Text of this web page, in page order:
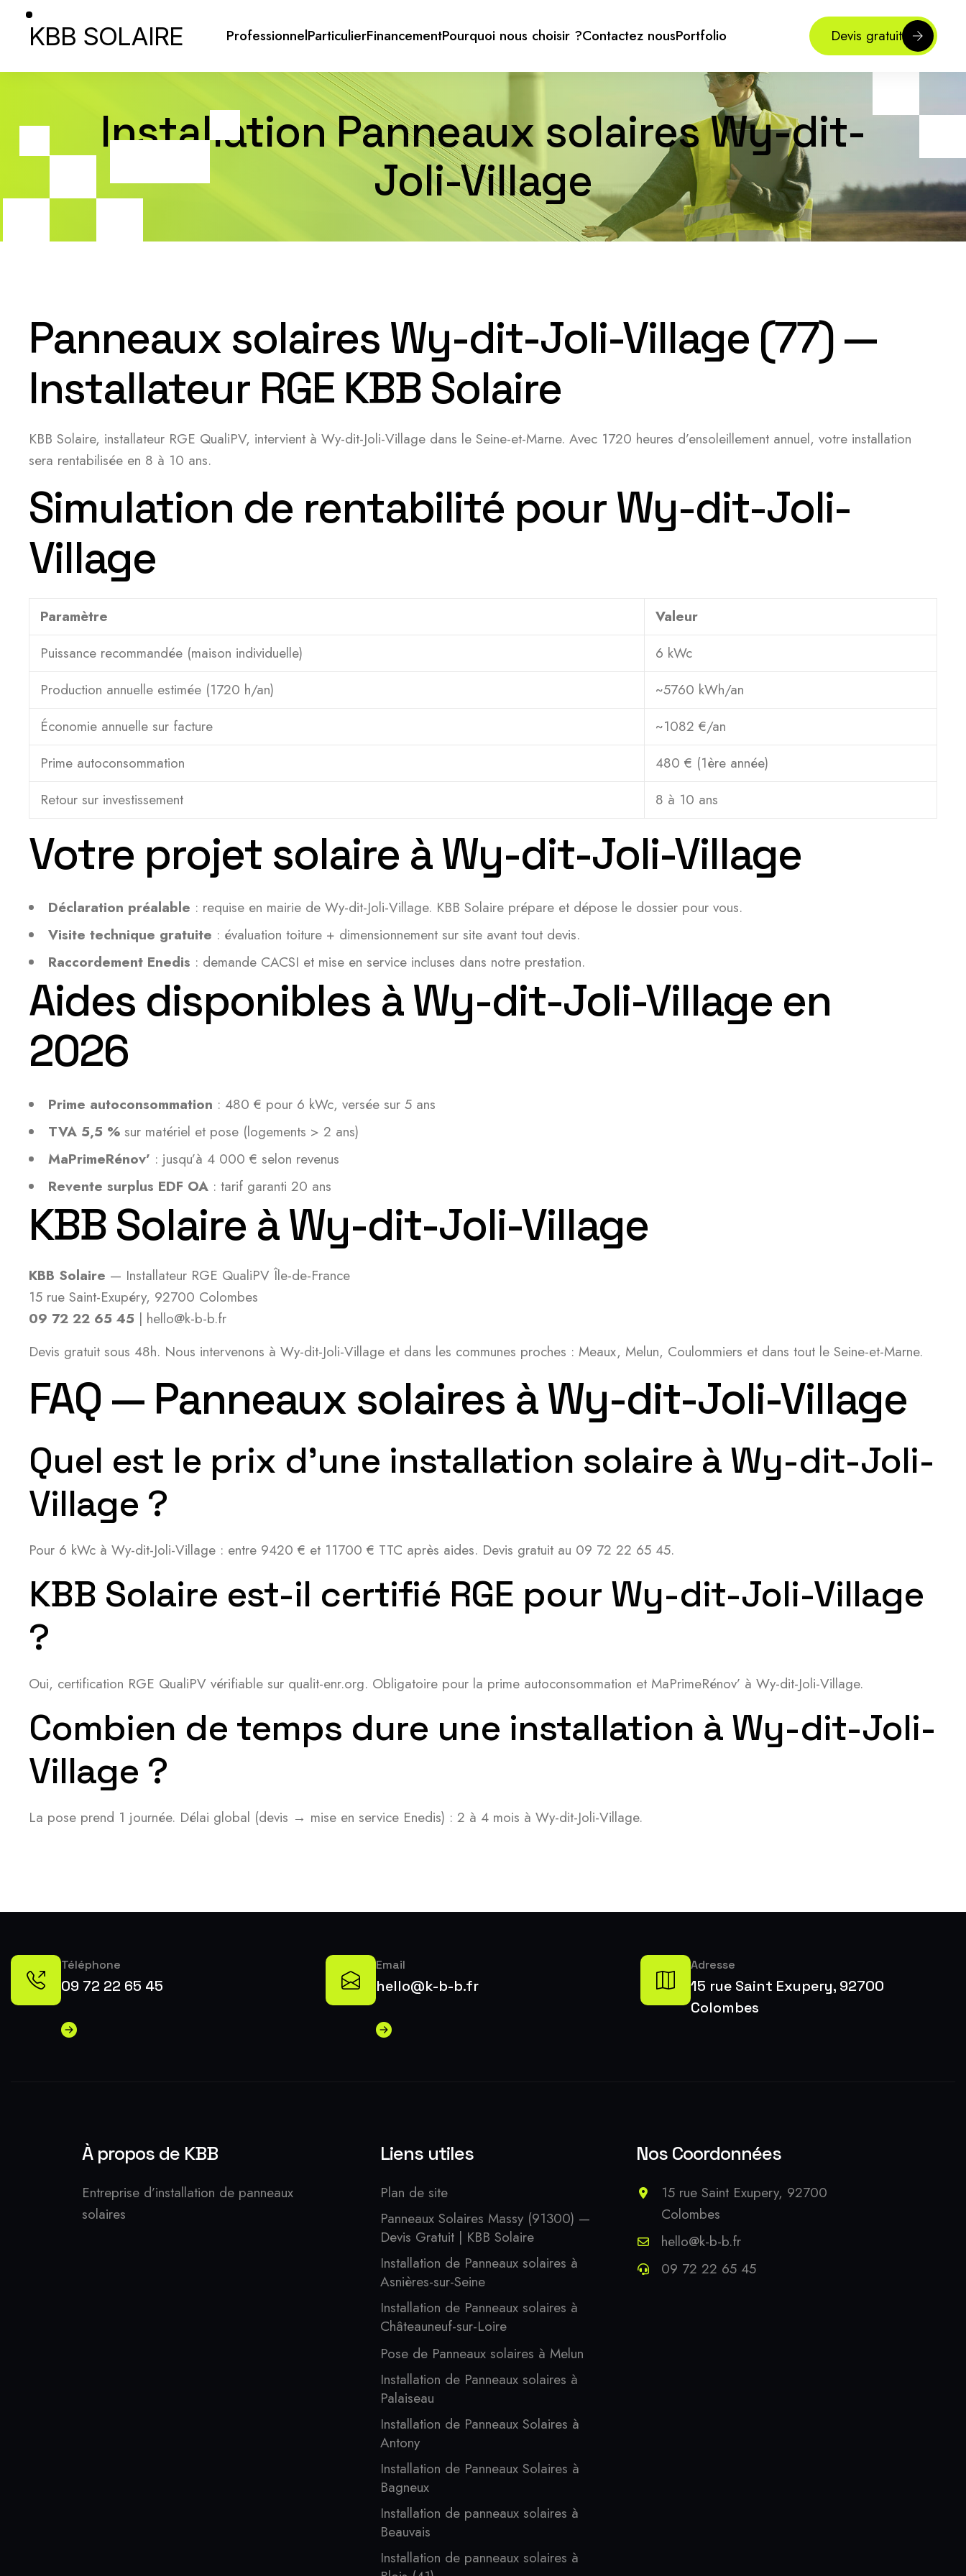
KBB SOLAIRE ProfessionnelParticulierFinancementPourquoi nous choisir ?Contactez nousPortfolio Devis gratuit
Installation Panneaux solaires Wy-dit-
Joli-Village
Panneaux solaires Wy-dit-Joli-Village (77) —
Installateur RGE KBB Solaire
KBB Solaire, installateur RGE QualiPV, intervient à Wy-dit-Joli-Village dans le Seine-et-Marne. Avec 1720 heures d’ensoleillement annuel, votre installation
sera rentabilisée en 8 à 10 ans.
Simulation de rentabilité pour Wy-dit-Joli-
Village
Paramètre
Valeur
Puissance recommandée (maison individuelle)
6 kWc
Production annuelle estimée (1720 h/an)
~5760 kWh/an
Économie annuelle sur facture
~1082 €/an
Prime autoconsommation
480 € (1ère année)
Retour sur investissement
8 à 10 ans
Votre projet solaire à Wy-dit-Joli-Village
Déclaration préalable : requise en mairie de Wy-dit-Joli-Village. KBB Solaire prépare et dépose le dossier pour vous.
Visite technique gratuite : évaluation toiture + dimensionnement sur site avant tout devis.
Raccordement Enedis : demande CACSI et mise en service incluses dans notre prestation.
Aides disponibles à Wy-dit-Joli-Village en
2026
Prime autoconsommation : 480 € pour 6 kWc, versée sur 5 ans
TVA 5,5 % sur matériel et pose (logements > 2 ans)
MaPrimeRénov’ : jusqu’à 4 000 € selon revenus
Revente surplus EDF OA : tarif garanti 20 ans
KBB Solaire à Wy-dit-Joli-Village
KBB Solaire — Installateur RGE QualiPV Île-de-France
15 rue Saint-Exupéry, 92700 Colombes
09 72 22 65 45 | hello@k-b-b.fr
Devis gratuit sous 48h. Nous intervenons à Wy-dit-Joli-Village et dans les communes proches : Meaux, Melun, Coulommiers et dans tout le Seine-et-Marne.
FAQ — Panneaux solaires à Wy-dit-Joli-Village
Quel est le prix d’une installation solaire à Wy-dit-Joli-
Village ?
Pour 6 kWc à Wy-dit-Joli-Village : entre 9420 € et 11700 € TTC après aides. Devis gratuit au 09 72 22 65 45.
KBB Solaire est-il certifié RGE pour Wy-dit-Joli-Village
?
Oui, certification RGE QualiPV vérifiable sur qualit-enr.org. Obligatoire pour la prime autoconsommation et MaPrimeRénov’ à Wy-dit-Joli-Village.
Combien de temps dure une installation à Wy-dit-Joli-
Village ?
La pose prend 1 journée. Délai global (devis → mise en service Enedis) : 2 à 4 mois à Wy-dit-Joli-Village.
Téléphone
09 72 22 65 45
Email
hello@k-b-b.fr
Adresse
15 rue Saint Exupery, 92700
Colombes
À propos de KBB
Entreprise d’installation de panneaux
solaires
Liens utiles
Plan de site
Panneaux Solaires Massy (91300) —
Devis Gratuit | KBB Solaire
Installation de Panneaux solaires à
Asnières-sur-Seine
Installation de Panneaux solaires à
Châteauneuf-sur-Loire
Pose de Panneaux solaires à Melun
Installation de Panneaux solaires à
Palaiseau
Installation de Panneaux Solaires à
Antony
Installation de Panneaux Solaires à
Bagneux
Installation de panneaux solaires à
Beauvais
Installation de panneaux solaires à
Nos Coordonnées
15 rue Saint Exupery, 92700
Colombes
hello@k-b-b.fr
09 72 22 65 45